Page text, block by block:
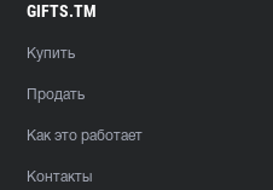
GIFTS.TM
Купить
Продать
Как это работает
Контакты